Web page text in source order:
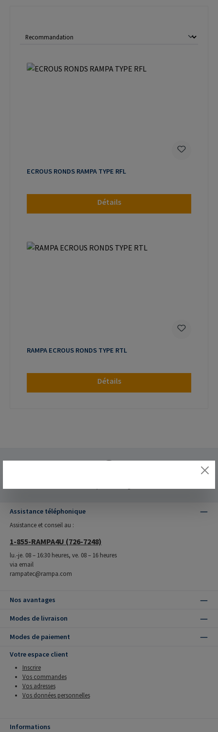
ECROUS RONDS RAMPA TYPE RFL
Détails
RAMPA ECROUS RONDS TYPE RTL
Détails
Assistance téléphonique
Assistance et conseil au :
1-855-RAMPA4U (726-7248)
lu.-je. 08 – 16:30 heures, ve. 08 – 16 heures
via email
rampatec@rampa.com
Nos avantages
Modes de livraison
Modes de paiement
Votre espace client
Inscrire
Vos commandes
Vos adresses
Vos données personnelles
Informations